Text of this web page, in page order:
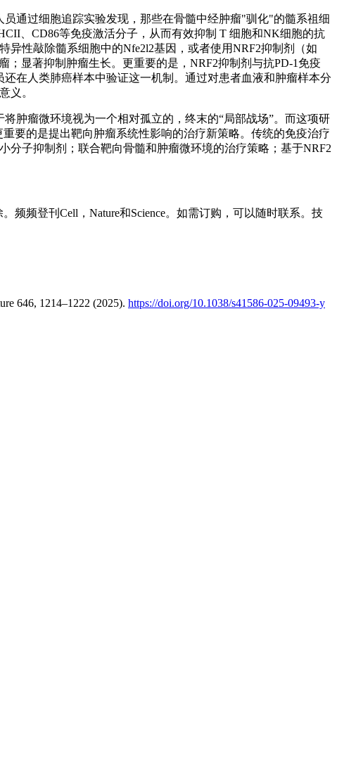
通过细胞追踪实验发现，那些在骨髓中经肿瘤"驯化"的髓系祖细
、CD86等免疫激活分子，从而有效抑制 T 细胞和NK细胞的抗
性敲除髓系细胞中的Nfe2l2基因，或者使用NRF2抑制剂（如
显著抑制肿瘤生长。更重要的是，NRF2抑制剂与抗PD-1免疫
在人类肺癌样本中验证这一机制。通过对患者血液和肿瘤样本分
义。
肿瘤微环境视为一个相对孤立的，终末的“局部战场”。而这项研
要的是提出靶向肿瘤系统性影响的治疗新策略。传统的免疫治疗
子抑制剂；联合靶向骨髓和肿瘤微环境的治疗策略；基于NRF2
频频登刊Cell，Nature和Science。如需订购，可以随时联系。技
646, 1214–1222 (2025). https://doi.org/10.1038/s41586-025-09493-y